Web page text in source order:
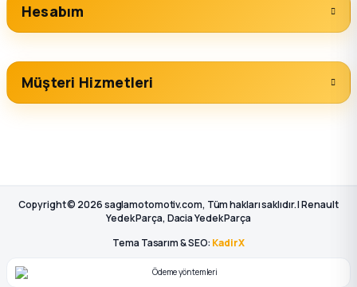
Hesabım
Müşteri Hizmetleri
Copyright © 2026 saglamotomotiv.com, Tüm hakları saklıdır. | Renault
Yedek Parça, Dacia Yedek Parça
Tema Tasarım & SEO: KadirX